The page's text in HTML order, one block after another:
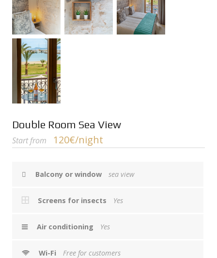
Double Room Sea View
Start from 120€/night
Balcony or window sea view
Screens for insects Yes
Air conditioning Yes
Wi-Fi Free for customers